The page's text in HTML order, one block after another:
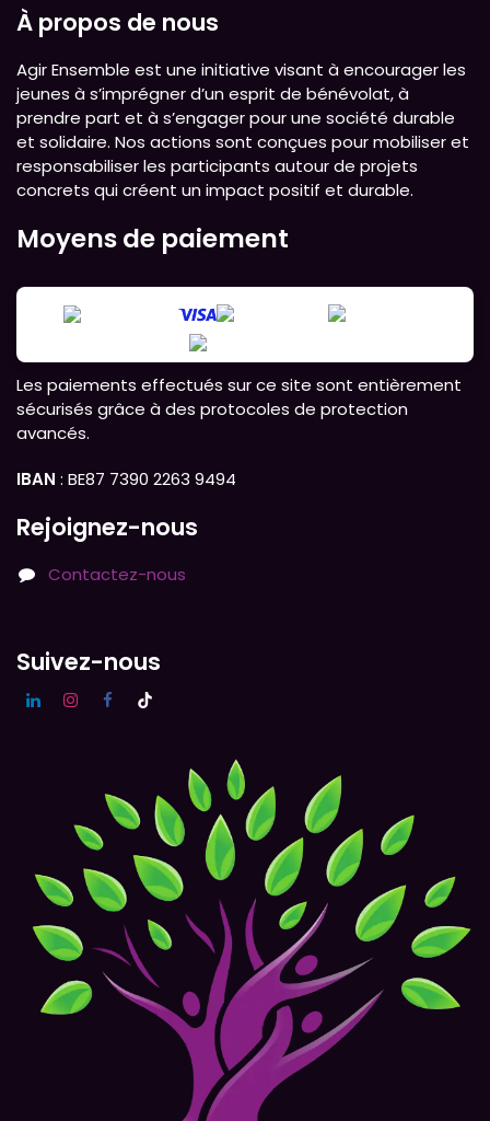
À propos de nous
Agir Ensemble est une initiative visant à encourager les
jeunes à s’imprégner d’un esprit de bénévolat, à
prendre part et à s’engager pour une société durable
et solidaire. Nos actions sont conçues pour mobiliser et
responsabiliser les participants autour de projets
concrets qui créent un impact positif et durable.
Moyens de paiement
Les paiements effectués sur ce site sont entièrement
sécurisés grâce à des protocoles de protection
avancés.
IBAN : BE87 7390 2263 9494
Rejoignez-nous
Contactez-nous
Suivez-nous